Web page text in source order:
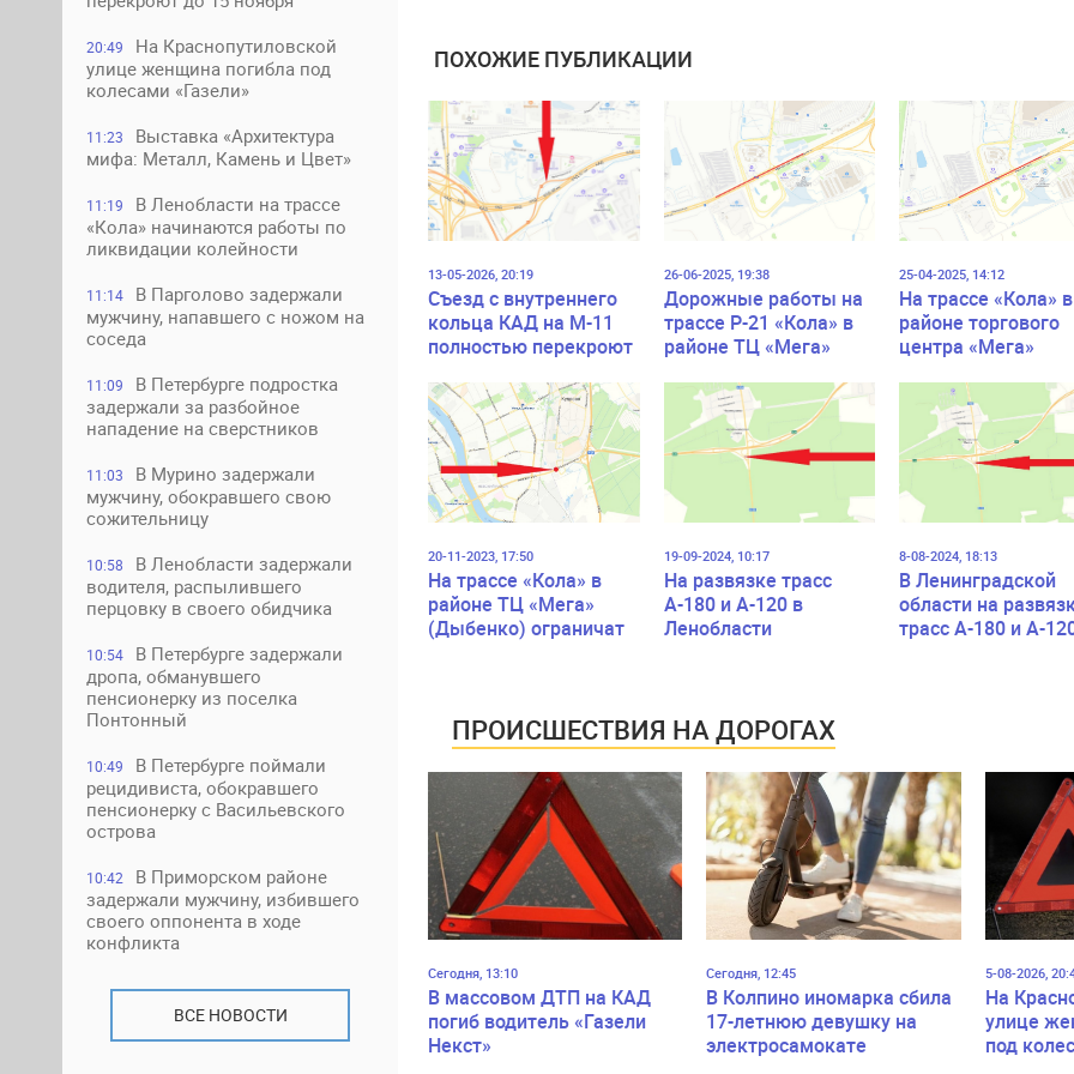
20:49
На Краснопутиловской
улице женщина погибла под
колесами «Газели»
11:23
Выставка «Архитектура
мифа: Металл, Камень и Цвет»
11:19
В Ленобласти на трассе
«Кола» начинаются работы по
ликвидации колейности
11:14
В Парголово задержали
мужчину, напавшего с ножом на
соседа
11:09
В Петербурге подростка
задержали за разбойное
нападение на сверстников
11:03
В Мурино задержали
мужчину, обокравшего свою
сожительницу
10:58
В Ленобласти задержали
водителя, распылившего
перцовку в своего обидчика
10:54
В Петербурге задержали
дропа, обманувшего
пенсионерку из поселка
Понтонный
10:49
В Петербурге поймали
рецидивиста, обокравшего
пенсионерку с Васильевского
острова
10:42
В Приморском районе
задержали мужчину, избившего
своего оппонента в ходе
конфликта
ВСЕ НОВОСТИ
ПОХОЖИЕ ПУБЛИКАЦИИ
13-05-2026, 20:19
Съезд с внутреннего
кольца КАД на М-11
полностью перекроют
26-06-2025, 19:38
Дорожные работы на
трассе Р-21 «Кола» в
районе ТЦ «Мега»
продлеваются до 1
августа
25-04-2025, 14:12
На трассе «Кола» в
районе торгового
центра «Мега»
пропускную
способность
20-11-2023, 17:50
На трассе «Кола» в
районе ТЦ «Мега»
(Дыбенко) ограничат
19-09-2024, 10:17
На развязке трасс
А-180 и А-120 в
Ленобласти
8-08-2024, 18:13
В Ленинградской
области на
трасс А-180 и А-
ПРОИСШЕСТВИЯ НА ДОРОГАХ
Сегодня, 13:10
В массовом ДТП на КАД
погиб водитель «Газели
Некст»
Сегодня, 12:45
В Колпино иномарка сбила
17-летнюю девушку на
электросамокате
5-08-2026,
На
улице
под